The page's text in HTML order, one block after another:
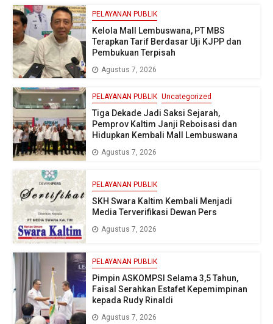
PELAYANAN PUBLIK
Kelola Mall Lembuswana, PT MBS
Terapkan Tarif Berdasar Uji KJPP dan
Pembukuan Terpisah
Agustus 7, 2026
PELAYANAN PUBLIK Uncategorized
Tiga Dekade Jadi Saksi Sejarah,
Pemprov Kaltim Janji Reboisasi dan
Hidupkan Kembali Mall Lembuswana
Agustus 7, 2026
PELAYANAN PUBLIK
SKH Swara Kaltim Kembali Menjadi
Media Terverifikasi Dewan Pers
Agustus 7, 2026
PELAYANAN PUBLIK
Pimpin ASKOMPSI Selama 3,5 Tahun,
Faisal Serahkan Estafet Kepemimpinan
kepada Rudy Rinaldi
Agustus 7, 2026